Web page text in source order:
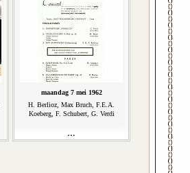
maandag 7 mei 1962
H. Berlioz, Max Bruch, F.E.A.
Koeberg, F. Schubert, G. Verdi